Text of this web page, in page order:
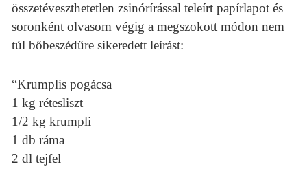
összetéveszthetetlen zsinórírással teleírt papírlapot és
soronként olvasom végig a megszokott módon nem
túl bőbeszédűre sikeredett leírást:
“Krumplis pogácsa
1 kg rétesliszt
1/2 kg krumpli
1 db ráma
2 dl tejfel